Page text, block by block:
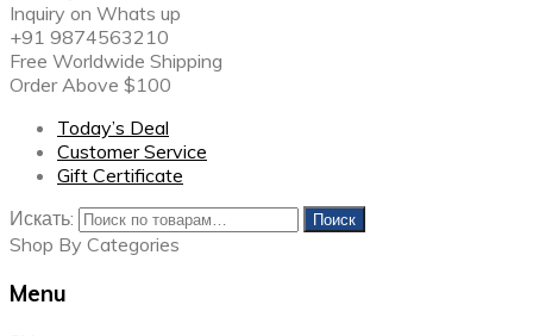
Inquiry on Whats up
+91 9874563210
Free Worldwide Shipping
Order Above $100
Today’s Deal
Customer Service
Gift Certificate
Искать:
Поиск
Shop By Categories
Menu